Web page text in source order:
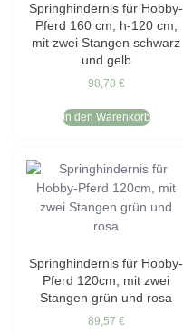
Springhindernis für Hobby-
Pferd 160 cm, h-120 cm,
mit zwei Stangen schwarz
und gelb
98,78 €
In den Warenkorb
Springhindernis für Hobby-
Pferd 120cm, mit zwei
Stangen grün und rosa
89,57 €